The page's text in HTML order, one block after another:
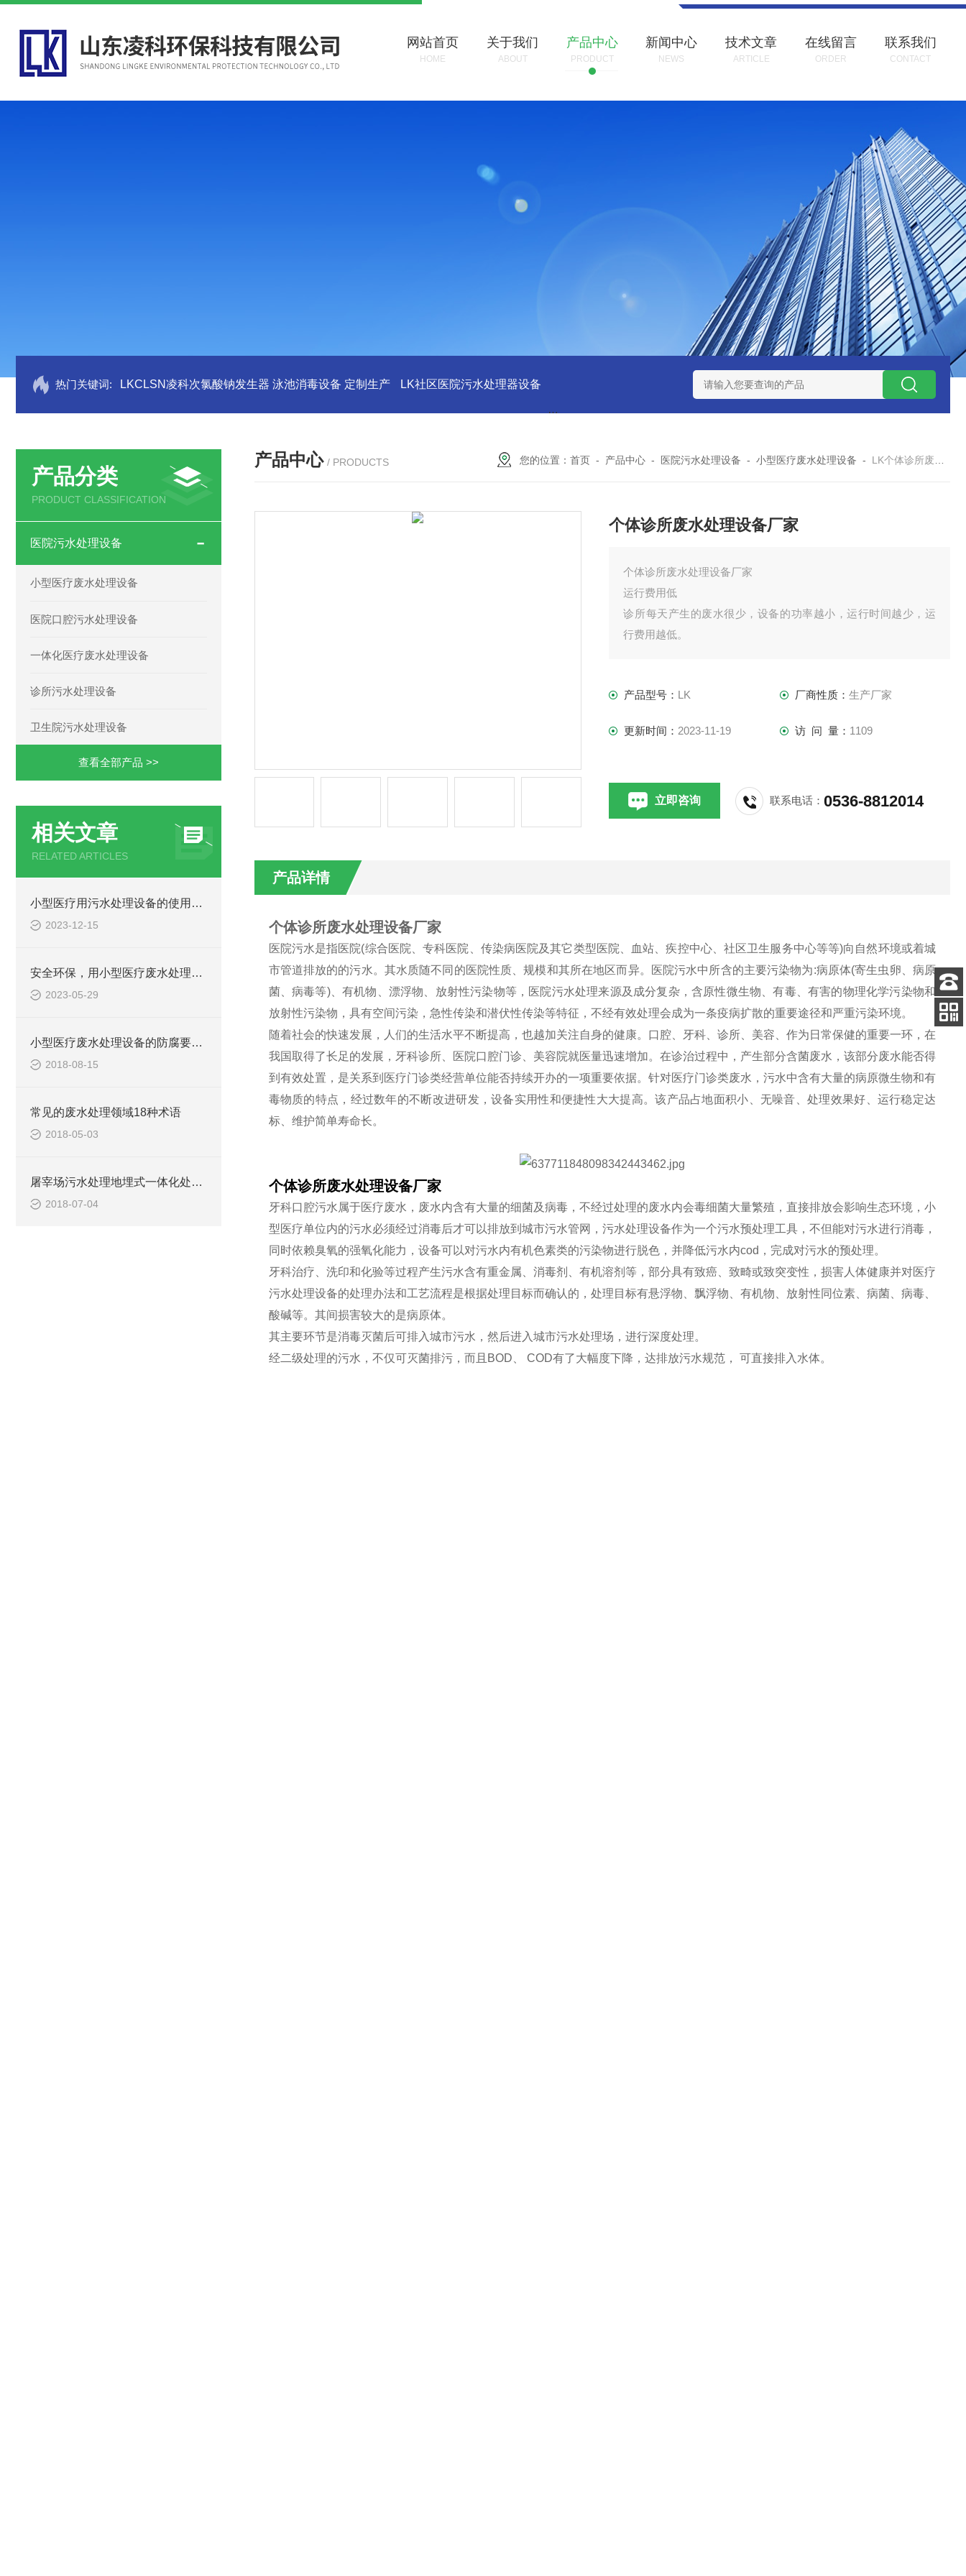
网站首页
HOME
关于我们
ABOUT
产品中心
PRODUCT
新闻中心
NEWS
技术文章
ARTICLE
在线留言
ORDER
联系我们
CONTACT
热门关键词: LKCLSN凌科次氯酸钠发生器 泳池消毒设备 定制生产 LK社区医院污水处理器设备 LK康复医院废水处理器设备 LK康复医院污水处理
产品分类
PRODUCT CLASSIFICATION
医院污水处理设备
小型医疗废水处理设备
医院口腔污水处理设备
一体化医疗废水处理设备
诊所污水处理设备
卫生院污水处理设备
查看全部产品 >>
相关文章
RELATED ARTICLES
小型医疗用污水处理设备的使用注意事项
2023-12-15
安全环保，用小型医疗废水处理设备
2023-05-29
小型医疗废水处理设备的防腐要求你做到了吗
2018-08-15
常见的废水处理领域18种术语
2018-05-03
屠宰场污水处理地埋式一体化处理设备
2018-07-04
产品中心 / PRODUCTS 您的位置：首页 - 产品中心 - 医院污水处理设备 -小型医疗废水处理设备 - LK个体诊所废水处理设备厂家
个体诊所废水处理设备厂家
个体诊所废水处理设备厂家
运行费用低
诊所每天产生的废水很少，设备的功率越小，运行时间越少，运
行费用越低。
产品型号： LK 厂商性质： 生产厂家
更新时间： 2023-11-19 访 问 量： 1109
立即咨询 联系电话：0536-8812014
产品详情
个体诊所废水处理设备厂家
医院污水是指医院(综合医院、专科医院、传染病医院及其它类型医院、血站、疾控中心、社区卫生服务中心等等)向自然环境或着城
市管道排放的的污水。其水质随不同的医院性质、规模和其所在地区而异。医院污水中所含的主要污染物为:病原体(寄生虫卵、病原
菌、病毒等)、有机物、漂浮物、放射性污染物等，医院污水处理来源及成分复杂，含原性微生物、有毒、有害的物理化学污染物和
放射性污染物，具有空间污染，急性传染和潜伏性传染等特征，不经有效处理会成为一条疫病扩散的重要途径和严重污染环境。
随着社会的快速发展，人们的生活水平不断提高，也越加关注自身的健康。口腔、牙科、诊所、美容、作为日常保健的重要一环，在
我国取得了长足的发展，牙科诊所、医院口腔门诊、美容院就医量迅速增加。在诊治过程中，产生部分含菌废水，该部分废水能否得
到有效处置，是关系到医疗门诊类经营单位能否持续开办的一项重要依据。针对医疗门诊类废水，污水中含有大量的病原微生物和有
毒物质的特点，经过数年的不断改进研发，设备实用性和便捷性大大提高。该产品占地面积小、无噪音、处理效果好、运行稳定达
标、维护简单寿命长。
个体诊所废水处理设备厂家
牙科口腔污水属于医疗废水，废水内含有大量的细菌及病毒，不经过处理的废水内会毒细菌大量繁殖，直接排放会影响生态环境，小
型医疗单位内的污水必须经过消毒后才可以排放到城市污水管网，污水处理设备作为一个污水预处理工具，不但能对污水进行消毒，
同时依赖臭氧的强氧化能力，设备可以对污水内有机色素类的污染物进行脱色，并降低污水内cod，完成对污水的预处理。
牙科治疗、洗印和化验等过程产生污水含有重金属、消毒剂、有机溶剂等，部分具有致癌、致畸或致突变性，损害人体健康并对医疗
污水处理设备的处理办法和工艺流程是根据处理目标而确认的，处理目标有悬浮物、飘浮物、有机物、放射性同位素、病菌、病毒、
酸碱等。其间损害较大的是病原体。
其主要环节是消毒灭菌后可排入城市污水，然后进入城市污水处理场，进行深度处理。
经二级处理的污水，不仅可灭菌排污，而且BOD、 COD有了大幅度下降，达排放污水规范， 可直接排入水体。
客服
电话